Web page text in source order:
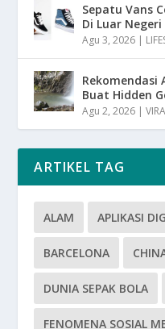
Sepatu Vans
Di Luar Negeri
Agu 3, 2026 |
Rekomendasi
Buat Hidden
Agu 2, 2026 |
ARTIKEL TAG
ALAM APLIKASI
BARCELONA
DUNIA SEPAK BOLA
FENOMENA SOSIAL